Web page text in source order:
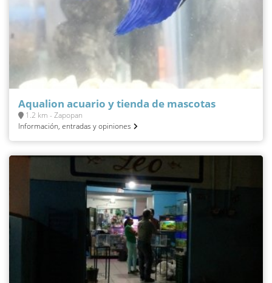
Aqualion acuario y tienda de mascotas
1.2 km - Zapopan
Información, entradas y opiniones